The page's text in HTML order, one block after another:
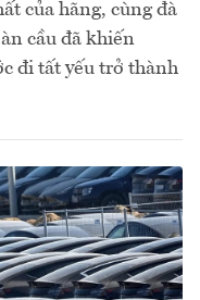
của hãng, cùng đà
cầu đã khiến
đi tất yếu trở thành